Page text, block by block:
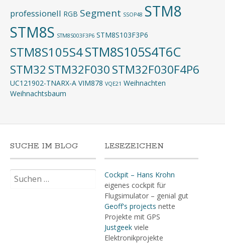
professionell RGB Segment SSOP48 STM8
STM8S STM8S003F3P6 STM8S103F3P6
STM8S105S4STM8S105S4T6C
STM32 STM32F030STM32F030F4P6
UC121902-TNARX-A VIM878 VQE21 Weihnachten
Weihnachtsbaum
SUCHE IM BLOG
nach:
LESEZEICHEN
Cockpit – Hans Krohn
eigenes cockpit für
Flugsimulator – genial gut
Geoff's projects nette
Projekte mit GPS
Justgeekviele
Elektronikprojekte